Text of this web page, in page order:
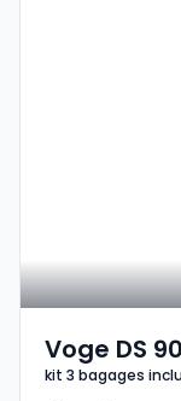
Voge DS
Inclus
kit 3 bagages